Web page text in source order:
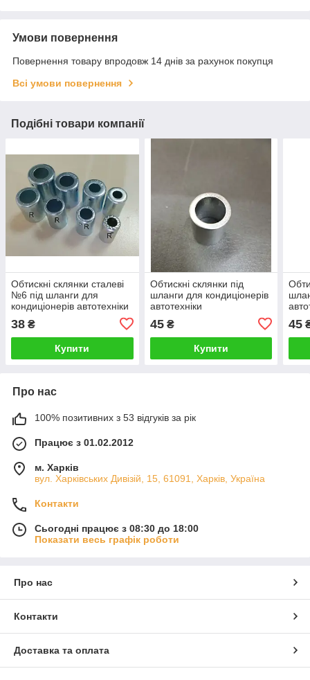
Умови повернення
Повернення товару впродовж 14 днів за рахунок покупця
Всі умови повернення
Подібні товари компанії
Обтискні склянки сталеві
№6 під шланги для
кондиціонерів автотехніки
38 ₴
Купити
Обтискні склянки під
шланги для кондиціонерів
автотехніки
#12 Size:24.3x19.2x3
45₴
Купити
#10
45
Про нас
100% позитивних з 53 відгуків за рік
Працює з 01.02.2012
м. Харків
вул. Харківських Дивізій, 15, 61091, Харків, Україна
Контакти
Сьогодні працює з 08:30 до 18:00
Показати весь графік роботи
Про нас
Контакти
Доставка та оплата